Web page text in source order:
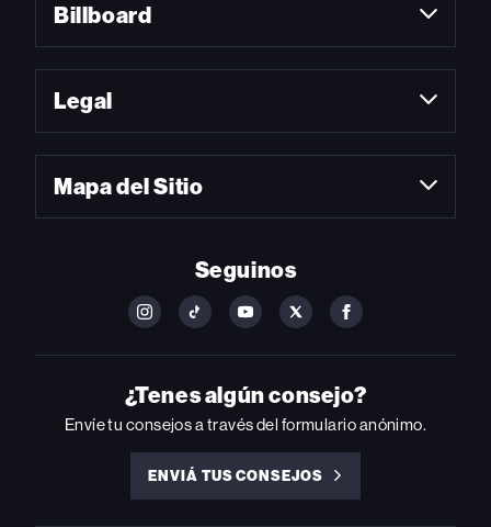
Billboard
Legal
Mapa del Sitio
Seguinos
FOLLOW
ON
INSTAGRAM
FOLLOW
ON
YOUTUBE
FOLLOW
ON
YOUTUBE
FOLLOW
ON
FOLLOW
ON
FACEBOOK
¿Tenes algún consejo?
Envíe tu consejos a través del formulario anónimo.
ENVIÁ TUS CONSEJOS
ENVIÁ